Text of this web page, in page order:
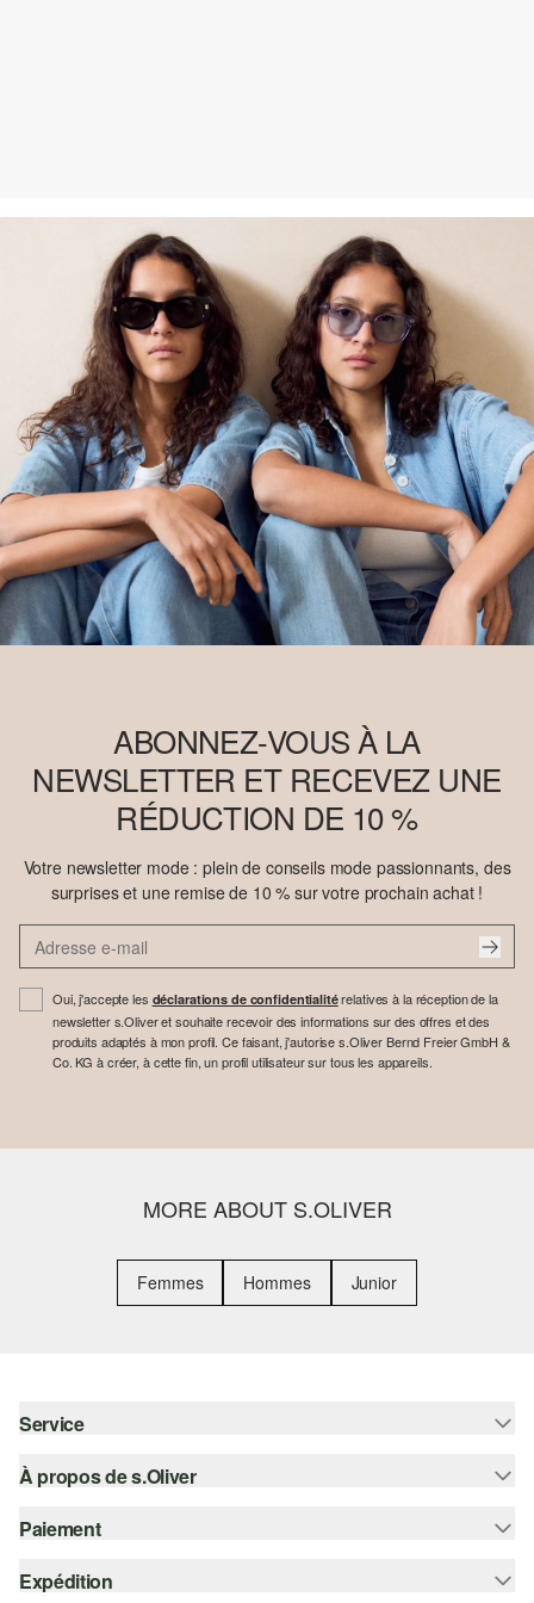
ABONNEZ-VOUS À LA
NEWSLETTER ET RECEVEZ UNE
RÉDUCTION DE 10 %
Votre newsletter mode : plein de conseils mode passionnants, des
surprises et une remise de 10 % sur votre prochain achat !
Oui, j'accepte les déclarations de confidentialitérelatives à la réception de la
newsletter s.Oliver et souhaite recevoir des informations sur des offres et des
produits adaptés à mon profil. Ce faisant, j'autorise s.Oliver Bernd Freier GmbH &
Co. KG à créer, à cette fin, un profil utilisateur sur tous les appareils.
MORE ABOUT S.OLIVER
Femmes Hommes Junior
Service
Aide - FAQ
Guide des tailles
À propos de s.Oliver
S'abonner à la Newsletter
s.Oliver Card
Paiement
Sur facture
Expédition